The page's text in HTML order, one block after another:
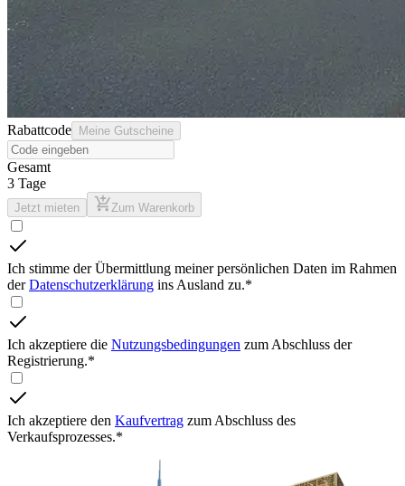
Rabattcode Meine Gutscheine
Gesamt
3 Tage
Jetzt mieten Zum Warenkorb
Ich stimme der Übermittlung meiner persönlichen Daten im Rahmen
derDatenschutzerklärung ins Ausland zu.*
Ich akzeptiere die Nutzungsbedingungen zum Abschluss der
Registrierung.*
Ich akzeptiere den Kaufvertrag zum Abschluss des
Verkaufsprozesses.*